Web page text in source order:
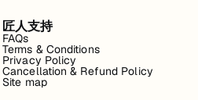
匠人支持
FAQs
Terms & Conditions
Privacy Policy
Cancellation & Refund Policy
Site map